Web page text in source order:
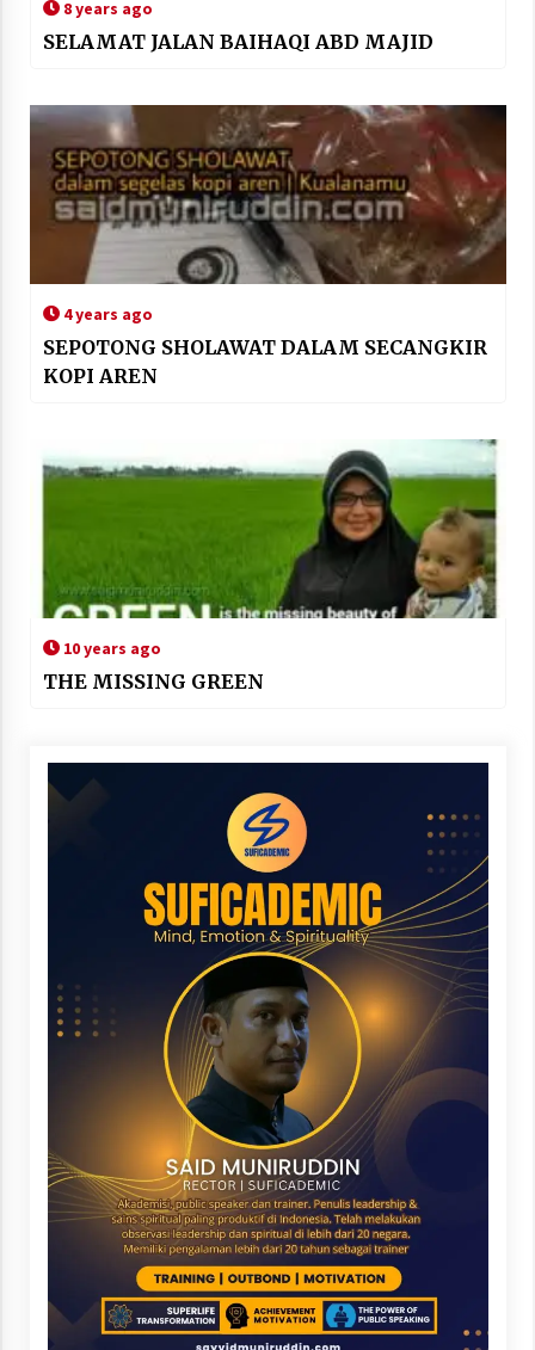
8 years ago
SELAMAT JALAN BAIHAQI ABD MAJID
4 years ago
SEPOTONG SHOLAWAT DALAM SECANGKIR
KOPI AREN
10 years ago
THE MISSING GREEN